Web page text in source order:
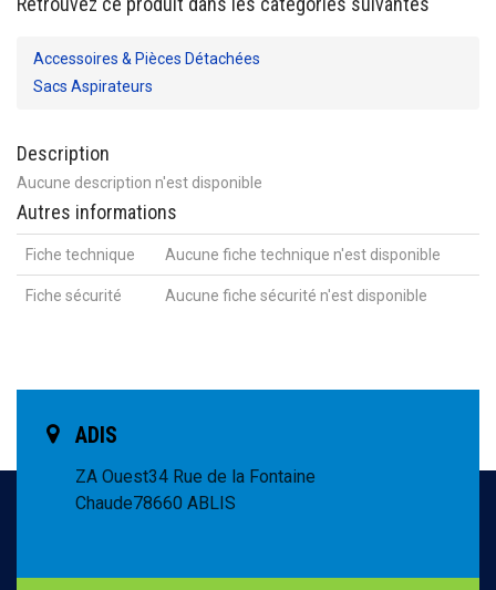
Accessoires & Pièces Détachées
Sacs Aspirateurs
Description
Aucune description n'est disponible
Autres informations
Fiche technique Aucune fiche technique n'est disponible
Fiche sécurité Aucune fiche sécurité n'est disponible
ADIS
ZA Ouest34 Rue de la Fontaine
Chaude78660 ABLIS